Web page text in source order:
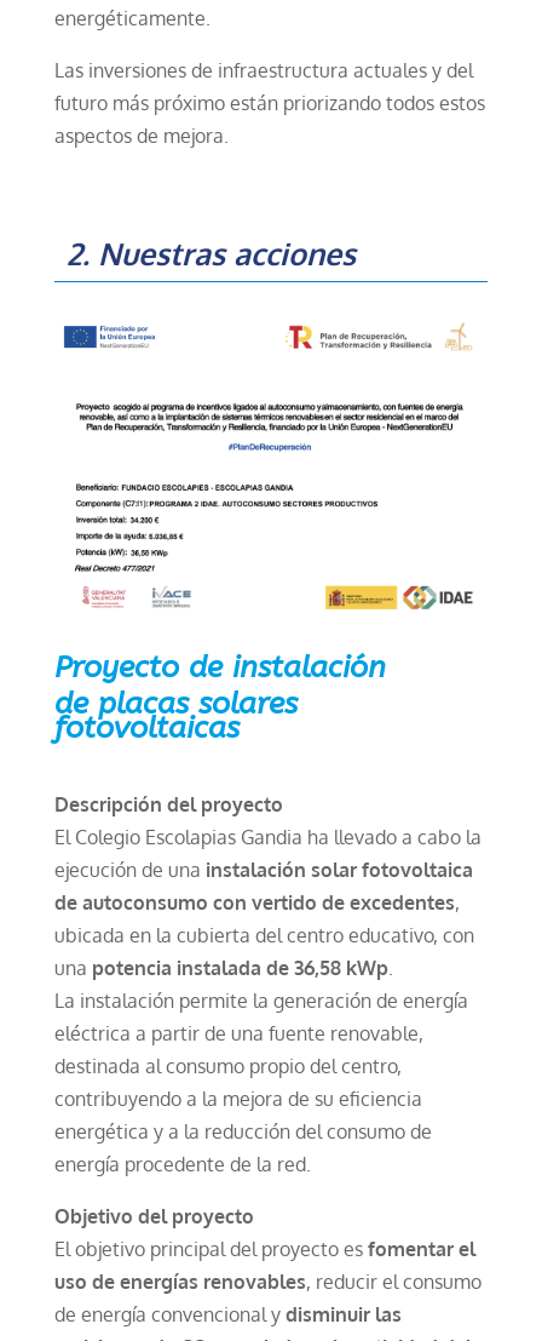
energéticamente.
Las inversiones de infraestructura actuales y del
futuro más próximo están priorizando todos estos
aspectos de mejora.
2. Nuestras acciones
Proyecto de instalación
de placas solares
fotovoltaicas
Descripción del proyecto
El Colegio Escolapias Gandia ha llevado a cabo la
ejecución de una instalación solar fotovoltaica
de autoconsumo con vertido de excedentes,
ubicada en la cubierta del centro educativo, con
una potencia instalada de 36,58 kWp.
La instalación permite la generación de energía
eléctrica a partir de una fuente renovable,
destinada al consumo propio del centro,
contribuyendo a la mejora de su eficiencia
energética y a la reducción del consumo de
energía procedente de la red.
Objetivo del proyecto
El objetivo principal del proyecto es fomentar el
uso de energías renovables, reducir el consumo
de energía convencional y disminuir las